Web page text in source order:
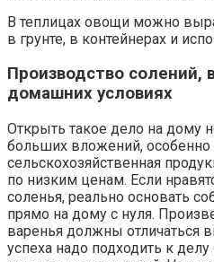
В теплицах овощи можно
в грунте, в контейнерах и
Производство солений,
домашних условиях
Открыть такое дело на дому
больших вложений, особенно
сельскохозяйственная
по низким ценам. Если
соленья, реально основать
прямо на дому с нуля.
варенья должны отличаться
успеха надо подходить к